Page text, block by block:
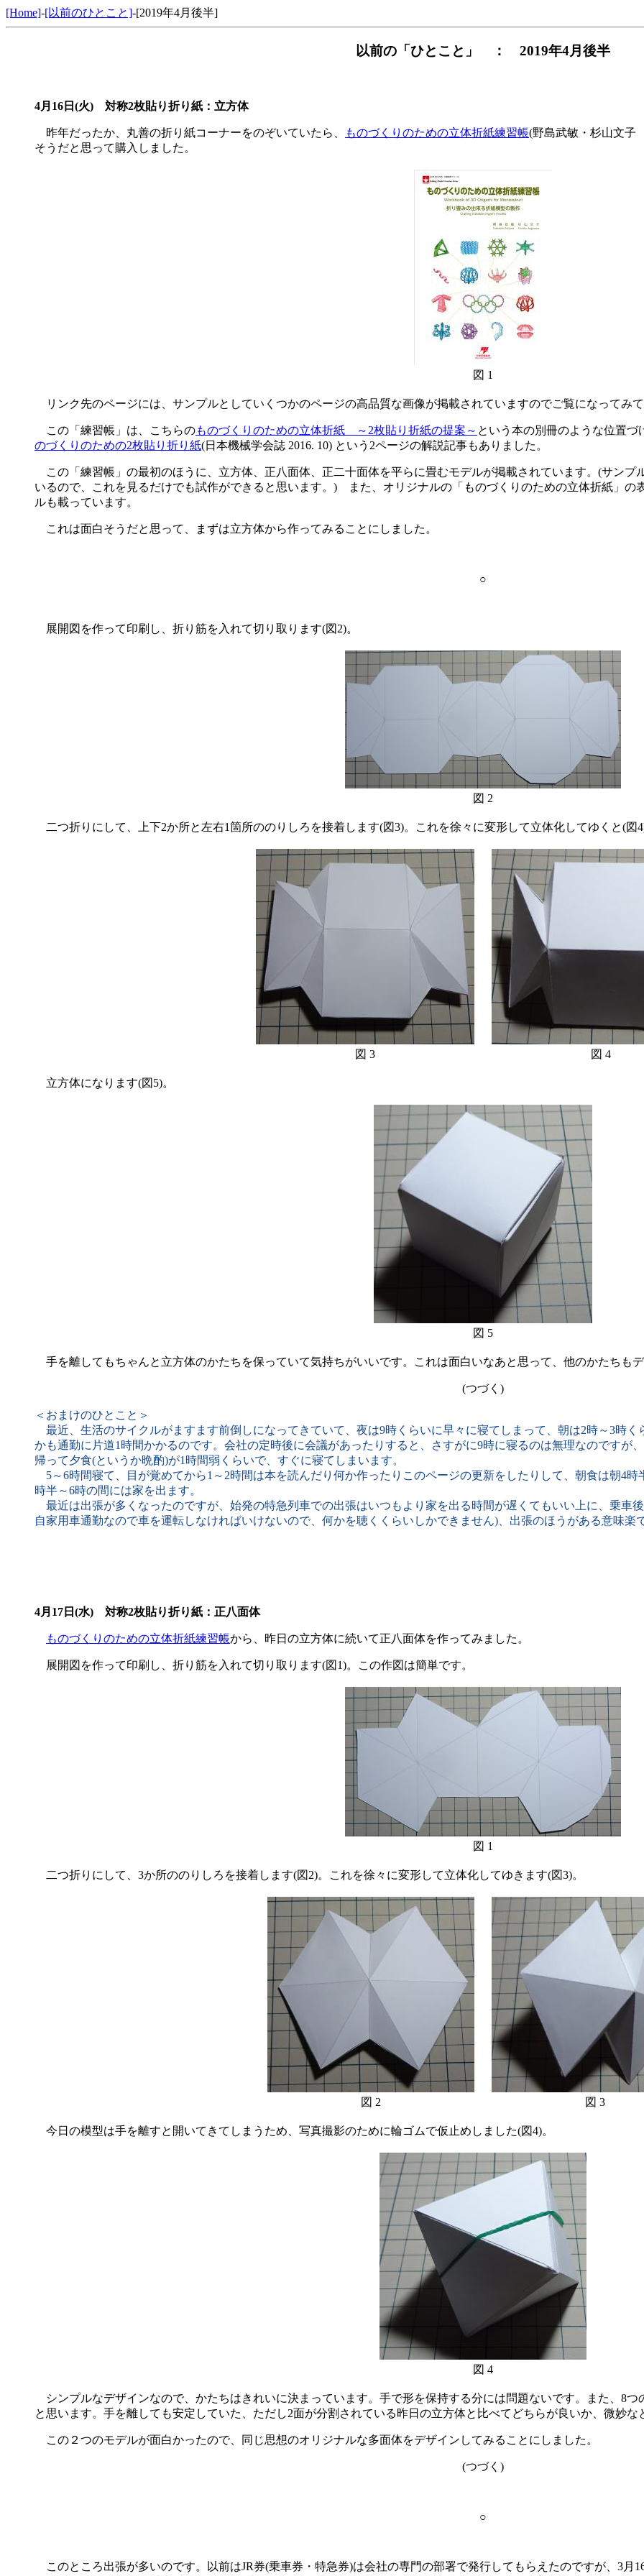
[Home]-[以前のひとこと]-[2019年4月後半]
以前の「ひとこと」 ： 2019年4月後半
4月16日(火) 対称2枚貼り折り紙：立方体
昨年だったか、丸善の折り紙コーナーをのぞいていたら、 ものづくりのための立体折紙練習帳(野島武敏・杉山文子
そうだと思って購入しました。
図 1
リンク先のページには、サンプルとしていくつかのページの高品質な画像が掲載されていますのでご覧になってみ
この「練習帳」は、こちらのものづくりのための立体折紙 ～2枚貼り折紙の提案～ という本の別冊のような位置
のづくりのための2枚貼り折り紙(日本機械学会誌 2016. 10) という2ページの解説記事もありました。
この「練習帳」の最初のほうに、立方体、正八面体、正二十面体を平らに畳むモデルが掲載されています。(サンプ
いるので、これを見るだけでも試作ができると思います。) また、オリジナルの「ものづくりのための立体折紙」の
ルも載っています。
これは面白そうだと思って、まずは立方体から作ってみることにしました。
○
展開図を作って印刷し、折り筋を入れて切り取ります(図2)。
図 2
二つ折りにして、上下2か所と左右1箇所ののりしろを接着します(図3)。これを徐々に変形して立体化してゆくと(図
図 3 図 4
立方体になります(図5)。
図 5
手を離してもちゃんと立方体のかたちを保っていて気持ちがいいです。これは面白いなあと思って、他のかたちも
(つづく)
＜おまけのひとこと＞
最近、生活のサイクルがますます前倒しになってきていて、夜は9時くらいに早々に寝てしまって、朝は2時～3時
かも通勤に片道1時間かかるのです。会社の定時後に会議があったりすると、さすがに9時に寝るのは無理なのですが
帰って夕食(というか晩酌)が1時間弱くらいで、すぐに寝てしまいます。
5～6時間寝て、目が覚めてから1～2時間は本を読んだり何か作ったりこのページの更新をしたりして、朝食は朝4
時半～6時の間には家を出ます。
最近は出張が多くなったのですが、始発の特急列車での出張はいつもより家を出る時間が遅くてもいい上に、乗車
自家用車通勤なので車を運転しなければいけないので、何かを聴くくらいしかできません)、出張のほうがある意味楽
4月17日(水) 対称2枚貼り折り紙：正八面体
ものづくりのための立体折紙練習帳から、昨日の立方体に続いて正八面体を作ってみました。
展開図を作って印刷し、折り筋を入れて切り取ります(図1)。この作図は簡単です。
図 1
二つ折りにして、3か所ののりしろを接着します(図2)。これを徐々に変形して立体化してゆきます(図3)。
図 2 図 3
今日の模型は手を離すと開いてきてしまうため、写真撮影のために輪ゴムで仮止めしました(図4)。
図 4
シンプルなデザインなので、かたちはきれいに決まっています。手で形を保持する分には問題ないです。また、8
と思います。手を離しても安定していた、ただし2面が分割されている昨日の立方体と比べてどちらが良いか、微妙な
この２つのモデルが面白かったので、同じ思想のオリジナルな多面体をデザインしてみることにしました。
(つづく)
○
このところ出張が多いのです。以前はJR券(乗車券・特急券)は会社の専門の部署で発行してもらえたのですが、3月